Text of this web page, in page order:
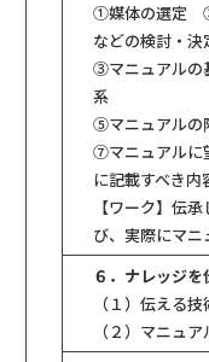
①媒体の選定 ②
などの検討・決
③マニュアル
系
⑤マニュアル
⑦マニュアル
に記載すべき内
【ワーク】伝
び、実際にマ
６．ナレッジを
（１）伝える
（２）マニュ